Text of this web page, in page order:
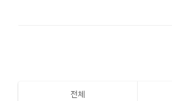
전체